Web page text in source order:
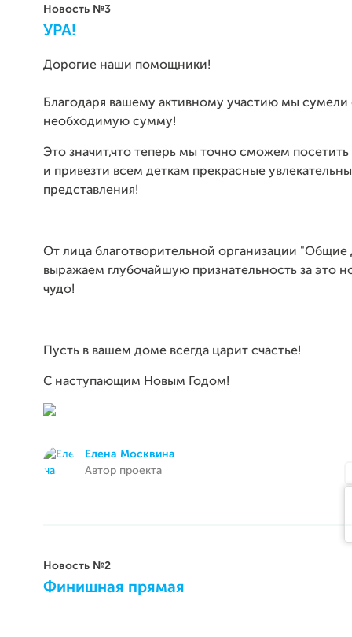
Новость №3
УРА!
Дорогие наши помощники!
Благодаря вашему активному участию мы сумели
необходимую сумму!
Это значит,что теперь мы точно сможем
и привезти всем деткам прекрасные
представления!
От лица благотворительной организации "Общие
выражаем глубочайшую признательность за это
чудо!
Пусть в вашем доме всегда царит счастье!
С наступающим Новым Годом!
Елена Москвина
Автор проекта
Новость №2
Финишная прямая